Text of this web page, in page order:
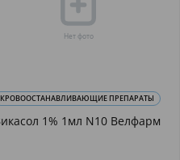
КРОВООСТАНАВЛИВАЮЩИЕ ПРЕПАРАТЫ
1% 1мл N10 Велфарм